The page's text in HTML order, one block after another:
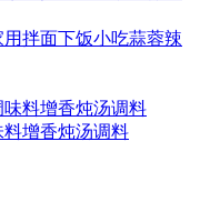
拌面下饭小吃蒜蓉辣
增香炖汤调料